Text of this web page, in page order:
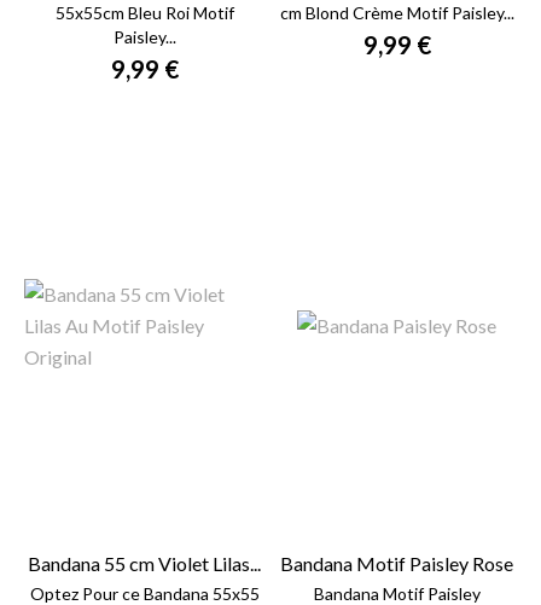
55x55cm Bleu Roi Motif
Paisley...
9,99 €
cm Blond Crème Motif Paisley...
9,99 €
Bandana 55 cm Violet Lilas...
Optez Pour ce Bandana 55x55
Bandana Motif Paisley Rose
Bandana Motif Paisley